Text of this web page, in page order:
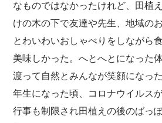
なものではなかったけれど、田植
けの木の下で友達や先生、地域の
とわいわいおしゃべりをしながら
美味しかった。へとへとになった
渡って自然とみんなが笑顔になっ
年生になった頃、コロナウイルス
行事も制限され田植えの後のばっ